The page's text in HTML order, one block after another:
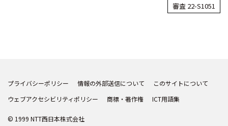
審査 22-S1051
プライバシーポリシー 情報の外部送信について
このサイトについて
ウェブアクセシビリティポリシー
商標・著作権 ICT用語集
© 1999 NTT西日本株式会社